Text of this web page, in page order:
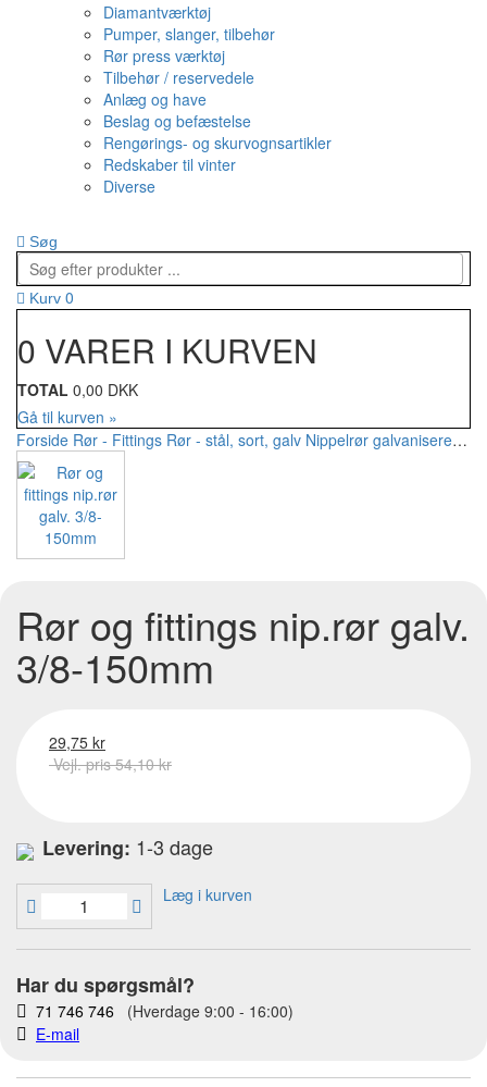
Diamantværktøj
Pumper, slanger, tilbehør
Rør press værktøj
Tilbehør / reservedele
Anlæg og have
Beslag og befæstelse
Rengørings- og skurvognsartikler
Redskaber til vinter
Diverse
Søg
Kurv 0
0 VARER I KURVEN
TOTAL 0,00 DKK
Gå til kurven »
Forside Rør - Fittings Rør - stål, sort, galv Nippelrør galvaniseret
Rør og fittings nip.rør galv.
3/8-150mm
29,75 kr
Vejl. pris 54,10 kr
Levering: 1-3 dage
Læg i kurven
Har du spørgsmål?
71 746 746 (Hverdage 9:00 - 16:00)
E-mail